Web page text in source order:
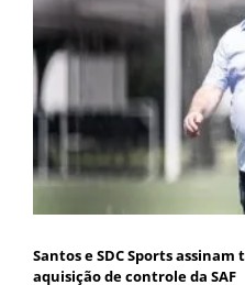
Santos e SDC Sports
aquisição de controle da SAF